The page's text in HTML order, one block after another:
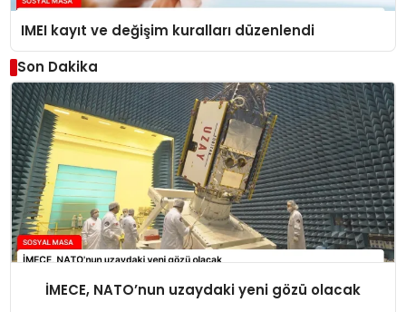
IMEI kayıt ve değişim kuralları düzenlendi
Son Dakika
İMECE, NATO’nun uzaydaki yeni gözü olacak